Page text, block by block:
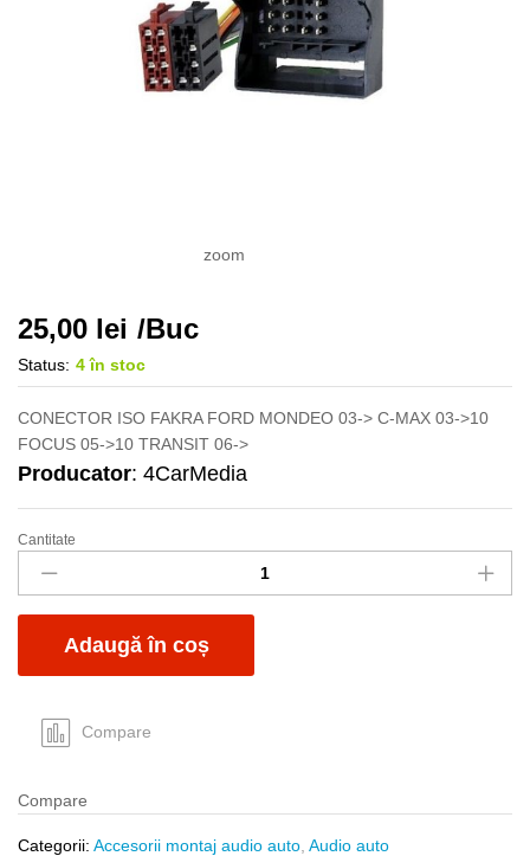
zoom
25,00 lei /Buc
Status: 4 în stoc
CONECTOR ISO FAKRA FORD MONDEO 03-> C-MAX 03->10
FOCUS 05->10 TRANSIT 06->
Producator: 4CarMedia
Conect
ISO
Ford
Fakra-
t-
quantity
Cantitate
Adaugă în coș
Compare
Compare
Categorii: Accesorii montaj audio auto Audio auto